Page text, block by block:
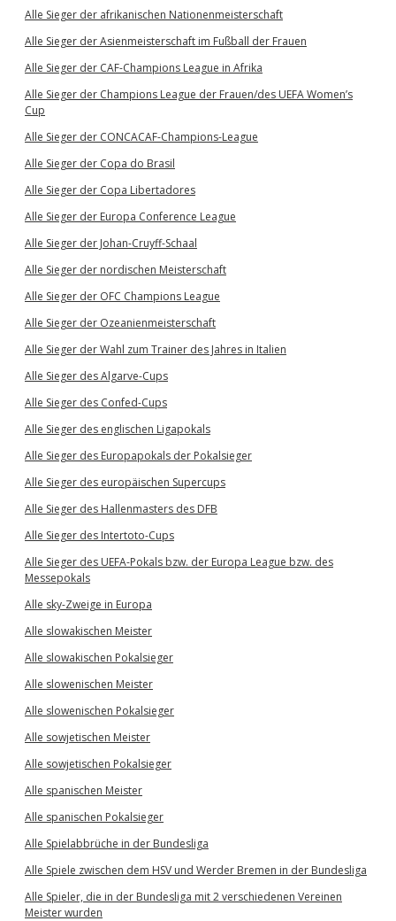
Alle Sieger der afrikanischen Nationenmeisterschaft
Alle Sieger der Asienmeisterschaft im Fußball der Frauen
Alle Sieger der CAF-Champions League in Afrika
Alle Sieger der Champions League der Frauen/des UEFA Women’s
Cup
Alle Sieger der CONCACAF-Champions-League
Alle Sieger der Copa do Brasil
Alle Sieger der Copa Libertadores
Alle Sieger der Europa Conference League
Alle Sieger der Johan-Cruyff-Schaal
Alle Sieger der nordischen Meisterschaft
Alle Sieger der OFC Champions League
Alle Sieger der Ozeanienmeisterschaft
Alle Sieger der Wahl zum Trainer des Jahres in Italien
Alle Sieger des Algarve-Cups
Alle Sieger des Confed-Cups
Alle Sieger des englischen Ligapokals
Alle Sieger des Europapokals der Pokalsieger
Alle Sieger des europäischen Supercups
Alle Sieger des Hallenmasters des DFB
Alle Sieger des Intertoto-Cups
Alle Sieger des UEFA-Pokals bzw. der Europa League bzw. des
Messepokals
Alle sky-Zweige in Europa
Alle slowakischen Meister
Alle slowakischen Pokalsieger
Alle slowenischen Meister
Alle slowenischen Pokalsieger
Alle sowjetischen Meister
Alle sowjetischen Pokalsieger
Alle spanischen Meister
Alle spanischen Pokalsieger
Alle Spielabbrüche in der Bundesliga
Alle Spiele zwischen dem HSV und Werder Bremen in der Bundesliga
Alle Spieler, die in der Bundesliga mit 2 verschiedenen Vereinen
Meister wurden